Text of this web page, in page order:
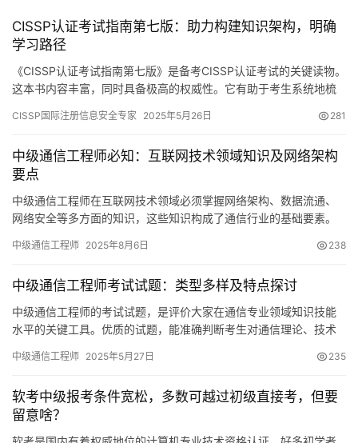
CISSP认证考试指南第七版：助力构建知识架构，明确
学习路径
《CISSP认证考试指南第七版》是备考CISSP认证考试的关键读物。
这本书内容丰富，同时具备极高的权威性。它有助于考生系统地梳
CISSP国际注册信息安全专家 2025年5月26日 281
中级通信工程师必知：互联网技术领域知识及网络架构
要点
中级通信工程师在互联网技术领域必须掌握网络架构、数据流通、
网络安全等多方面的知识，这些知识构成了通信行业的基础要素。
中级通信工程师 2025年8月6日 238
中级通信工程师考试试题：类型多样及特点探讨
中级通信工程师的考试试题，是评价大家在通信专业领域知识技能
水平的关键工具。优质的试题，能准确判断考生对通信理论、技术
中级通信工程师 2025年5月27日 235
软考中级报考条件宽松，多数可越过初级直接考，但要
留意啥？